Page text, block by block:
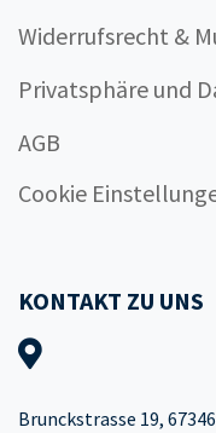
Widerrufsrecht &
Privatsphäre und
AGB
Cookie
KONTAKT ZU UNS
Brunckstrasse 19,